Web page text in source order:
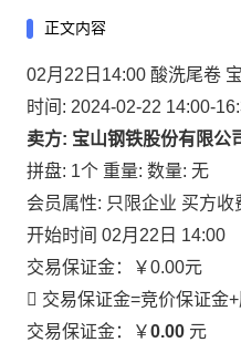
正文内容
02月22日14:00 酸洗尾卷
时间: 2024-02-22 14:00-
卖方: 宝山钢铁股份有限公
拼盘: 1个 重量: 数量: 无
会员属性: 只限企业 买方收
开始时间 02月22日 14:00
交易保证金：
￥0.00元
 交易保证金=竞价保证金
交易保证金：￥0.00 元